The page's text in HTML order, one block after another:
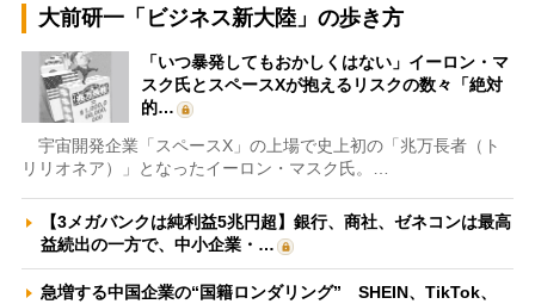
大前研一「ビジネス新大陸」の歩き方
「いつ暴発してもおかしくはない」イーロン・マ
スク氏とスペースXが抱えるリスクの数々「絶対
的…
宇宙開発企業「スペースX」の上場で史上初の「兆万長者（ト
リリオネア）」となったイーロン・マスク氏。…
【3メガバンクは純利益5兆円超】銀行、商社、ゼネコンは最高
益続出の一方で、中小企業・…
急増する中国企業の“国籍ロンダリング” SHEIN、TikTok、